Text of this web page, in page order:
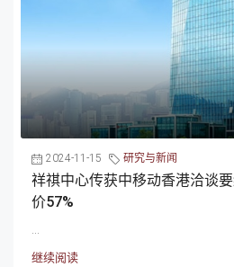
2024-11-15 研究与新闻
祥祺中心传获中移动香港洽谈
价57%
...
继续阅读